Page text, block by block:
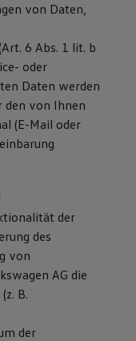
von Daten,
6 Abs. 1 lit. b
oder
Daten werden
den von Ihnen
(E-Mail oder
der
des
von
AG die
B.
der